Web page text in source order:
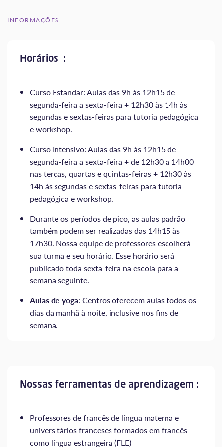
INFORMAÇÕES
Horários :
Curso Estandar: Aulas das 9h às 12h15 de
segunda-feira a sexta-feira + 12h30 às 14h às
segundas e sextas-feiras para tutoria pedagógica
e workshop.
Curso Intensivo: Aulas das 9h às 12h15 de
segunda-feira a sexta-feira + de 12h30 a 14h00
nas terças, quartas e quintas-feiras + 12h30 às
14h às segundas e sextas-feiras para tutoria
pedagógica e workshop.
Durante os períodos de pico, as aulas padrão
também podem ser realizadas das 14h15 às
17h30. Nossa equipe de professores escolherá
sua turma e seu horário. Esse horário será
publicado toda sexta-feira na escola para a
semana seguinte.
Aulas de yoga: Centros oferecem aulas todos os
dias da manhã à noite, inclusive nos fins de
semana.
Nossas ferramentas de aprendizagem :
Professores de francês de língua materna e
universitários franceses formados em francês
como língua estrangeira (FLE)